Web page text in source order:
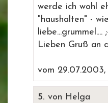
werde ich wohl
"haushalten" -
liebe...grummel....
Lieben Gruß an
vom 29.07.2003,
5. von Helga